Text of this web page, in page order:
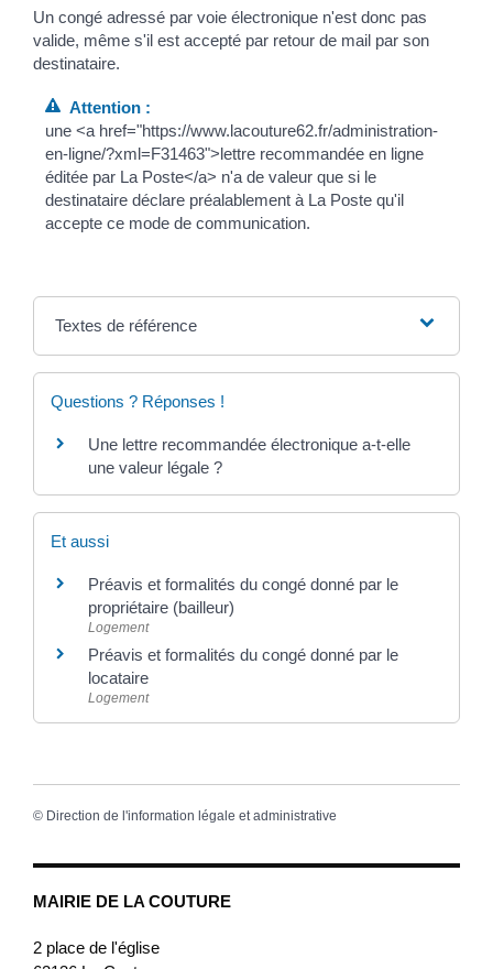
MAIRIE DE LA COUTURE
2 place de l'église
Un congé adressé par voie électronique n'est donc pas
valide, même s'il est accepté par retour de mail par son
destinataire.
Attention :
une <a href="https://www.lacouture62.fr/administration-
en-ligne/?xml=F31463">lettre recommandée en ligne
éditée par La Poste</a> n'a de valeur que si le
destinataire déclare préalablement à La Poste qu'il
accepte ce mode de communication.
Textes de référence
Questions ? Réponses !
Une lettre recommandée électronique a-t-elle
une valeur légale ?
Et aussi
Préavis et formalités du congé donné par le
propriétaire (bailleur)
Logement
Préavis et formalités du congé donné par le
locataire
Logement
© Direction de l'information légale et administrative